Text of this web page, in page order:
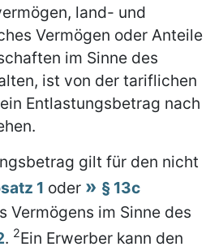
land- und
Vermögen oder Anteile
im Sinne des
ist von der tariflichen
ein Entlastungsbetrag nach
gilt für den nicht
1 oder
§ 13c
Vermögens im Sinne des
. 2Ein Erwerber kann den